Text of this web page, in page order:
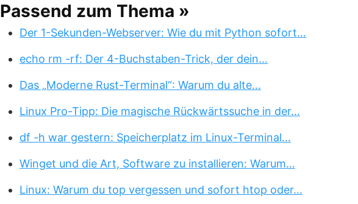
Passend zum Thema »
Der 1-Sekunden-Webserver: Wie du mit Python sofort…
echo rm -rf: Der 4-Buchstaben-Trick, der dein…
Das „Moderne Rust-Terminal“: Warum du alte…
Linux Pro-Tipp: Die magische Rückwärtssuche in der…
df -h war gestern: Speicherplatz im Linux-Terminal…
Winget und die Art, Software zu installieren: Warum…
Linux: Warum du top vergessen und sofort htop oder…